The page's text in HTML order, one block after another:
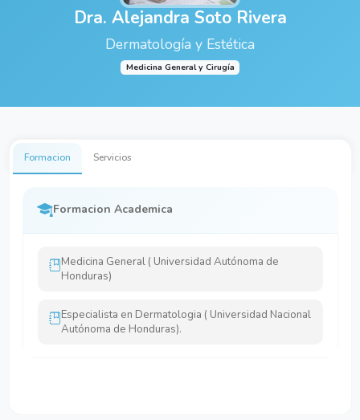
Dra. Alejandra Soto Rivera
Dermatología y Estética
Medicina General y Cirugía
Formacion Servicios
Formacion Academica
Medicina General ( Universidad Autónoma de
Honduras)
Especialista en Dermatologia ( Universidad Nacional
Autónoma de Honduras).